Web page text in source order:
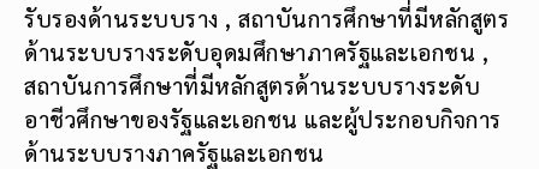
รับรองด้านระบบราง , สถาบันการศึกษาที่มีหลักสูตร
ด้านระบบรางระดับอุดมศึกษาภาครัฐและเอกชน ,
สถาบันการศึกษาที่มีหลักสูตรด้านระบบรางระดับ
อาชีวศึกษาของรัฐและเอกชน และผู้ประกอบกิจการ
ด้านระบบรางภาครัฐและเอกชน